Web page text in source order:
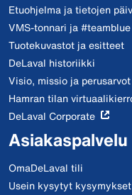
Etuohjelma ja tietojen
VMS-tonnari ja #teamblue
Tuotekuvastot ja esitteet
DeLaval historiikki
Visio, missio ja perusarvot
Hamran tilan
DeLaval Corporate
Asiakaspalvelu
OmaDeLaval tili
Usein kysytyt kysymykset